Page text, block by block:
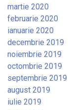
martie 2020
februarie 2020
ianuarie 2020
decembrie 2019
noiembrie 2019
octombrie 2019
septembrie 2019
august 2019
iulie 2019